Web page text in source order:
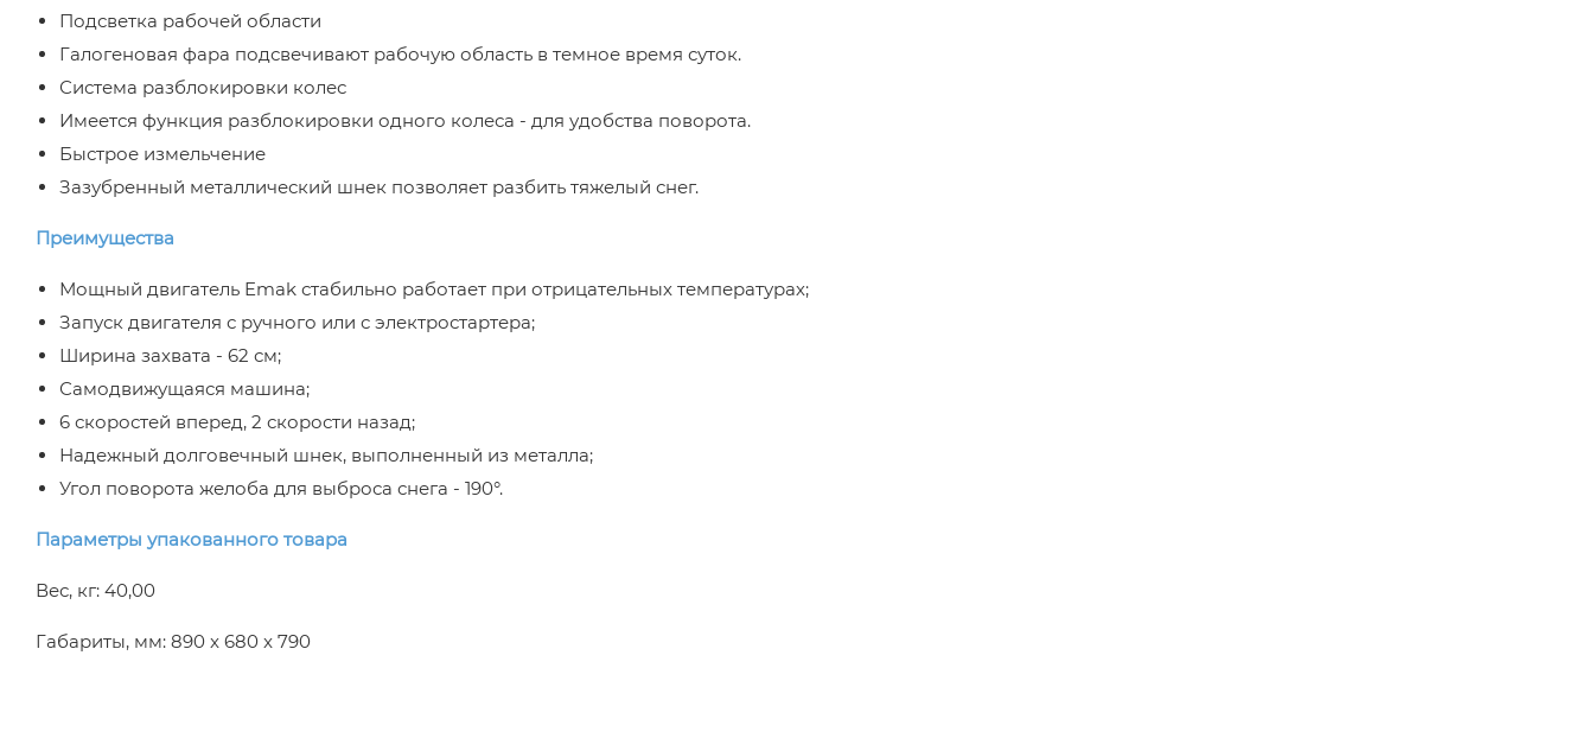
Подсветка рабочей области
Галогеновая фара подсвечивают рабочую область в темное время суток.
Система разблокировки колес
Имеется функция разблокировки одного колеса - для удобства поворота.
Быстрое измельчение
Зазубренный металлический шнек позволяет разбить тяжелый снег.
Преимущества
Мощный двигатель Emak стабильно работает при отрицательных температурах;
Запуск двигателя с ручного или с электростартера;
Ширина захвата - 62 см;
Самодвижущаяся машина;
6 скоростей вперед, 2 скорости назад;
Надежный долговечный шнек, выполненный из металла;
Угол поворота желоба для выброса снега - 190°.
Параметры упакованного товара
Вес, кг: 40,00
Габариты, мм: 890 x 680 x 790